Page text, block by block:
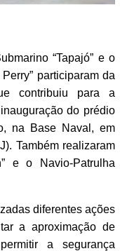
“Tapajó” e o
participaram da
contribuiu para a
do prédio
na Base Naval, em
Também realizaram
e o Navio-Patrulha
diferentes ações
a aproximação de
a segurança